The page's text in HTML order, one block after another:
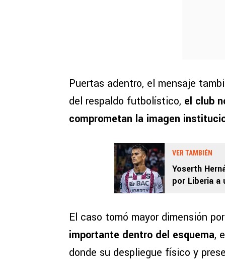
Puertas adentro, el mensaje
del respaldo futbolístico, el club
comprometan la imagen
VER TAMBIÉN
Yoserth
por Liberia a
El caso tomó mayor dimensión
importante dentro del esquema,
donde su despliegue físico y